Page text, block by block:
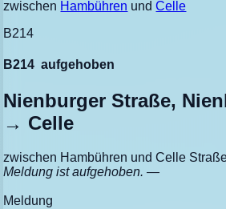
zwischen Hambühren undCelle
B214
B214 aufgehoben
Nienburger Straße,
→ Celle
zwischen Hambühren und Celle
Meldung ist aufgehoben. —
Meldung